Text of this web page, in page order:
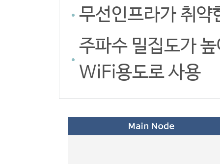
무선인프라가 취약
주파수 밀집도가
WiFi용도로 사용